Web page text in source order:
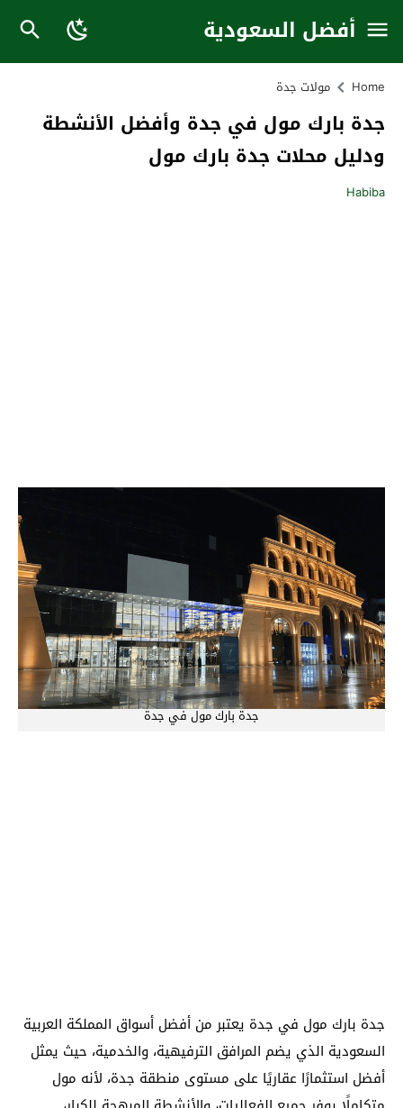
أفضل السعودية
Home مولات جدة
جدة بارك مول في جدة وأفضل الأنشطة
ودليل محلات جدة بارك مول
Habiba
جدة بارك مول في جدة
جدة بارك مول في جدة يعتبر من أفضل أسواق المملكة العربية
السعودية الذي يضم المرافق الترفيهية، والخدمية، حيث يمثل
أفضل استثمارًا عقاريًا على مستوى منطقة جدة، لأنه مول